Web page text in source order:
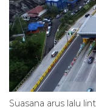
Suasana arus lalu